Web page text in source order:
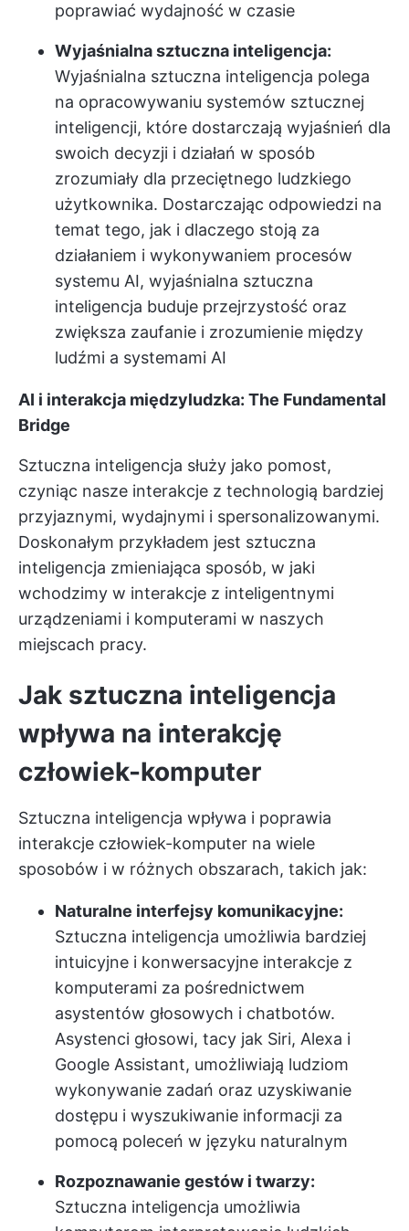
poprawiać wydajność w czasie
Wyjaśnialna sztuczna inteligencja:
Wyjaśnialna sztuczna inteligencja polega
na opracowywaniu systemów sztucznej
inteligencji, które dostarczają wyjaśnień dla
swoich decyzji i działań w sposób
zrozumiały dla przeciętnego ludzkiego
użytkownika. Dostarczając odpowiedzi na
temat tego, jak i dlaczego stoją za
działaniem i wykonywaniem procesów
systemu AI, wyjaśnialna sztuczna
inteligencja buduje przejrzystość oraz
zwiększa zaufanie i zrozumienie między
ludźmi a systemami AI
AI i interakcja międzyludzka: The Fundamental
Bridge
Sztuczna inteligencja służy jako pomost,
czyniąc nasze interakcje z technologią bardziej
przyjaznymi, wydajnymi i spersonalizowanymi.
Doskonałym przykładem jest sztuczna
inteligencja zmieniająca sposób, w jaki
wchodzimy w interakcje z inteligentnymi
urządzeniami i komputerami w naszych
miejscach pracy.
Jak sztuczna inteligencja
wpływa na interakcję
człowiek-komputer
Sztuczna inteligencja wpływa i poprawia
interakcje człowiek-komputer na wiele
sposobów i w różnych obszarach, takich jak:
Naturalne interfejsy komunikacyjne:
Sztuczna inteligencja umożliwia bardziej
intuicyjne i konwersacyjne interakcje z
komputerami za pośrednictwem
asystentów głosowych i chatbotów.
Asystenci głosowi, tacy jak Siri, Alexa i
Google Assistant, umożliwiają ludziom
wykonywanie zadań oraz uzyskiwanie
dostępu i wyszukiwanie informacji za
pomocą poleceń w języku naturalnym
Rozpoznawanie gestów i twarzy:
Sztuczna inteligencja umożliwia